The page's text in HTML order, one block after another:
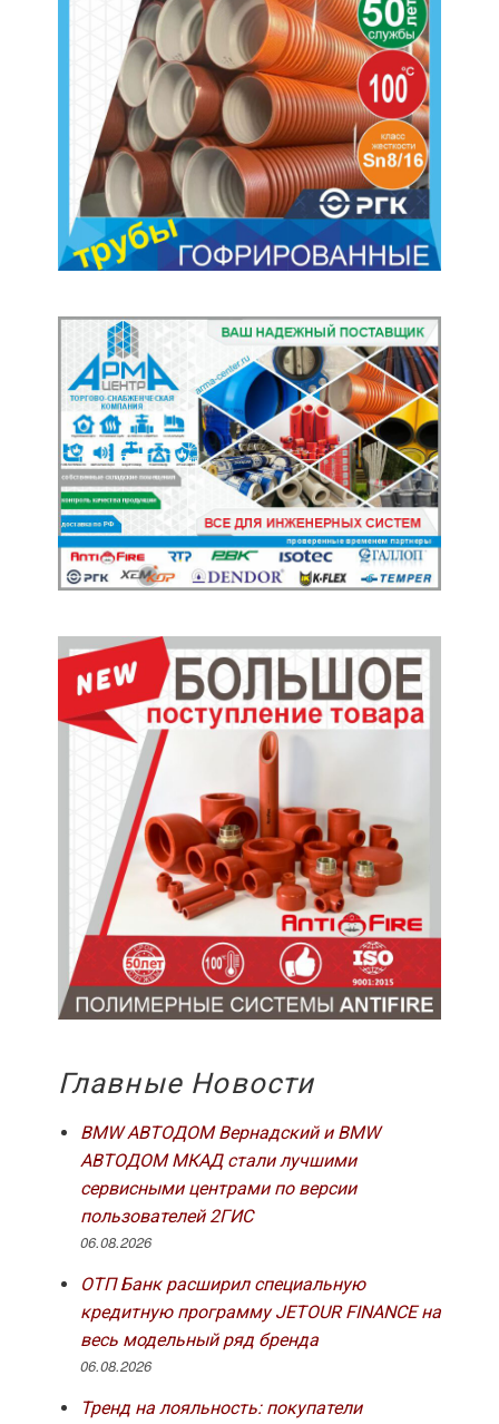
Главные Новости
BMW АВТОДОМ Вернадский и BMW
АВТОДОМ МКАД стали лучшими
сервисными центрами по версии
пользователей 2ГИС
06.08.2026
ОТП Банк расширил специальную
кредитную программу JETOUR FINANCE на
весь модельный ряд бренда
06.08.2026
Тренд на лояльность: покупатели